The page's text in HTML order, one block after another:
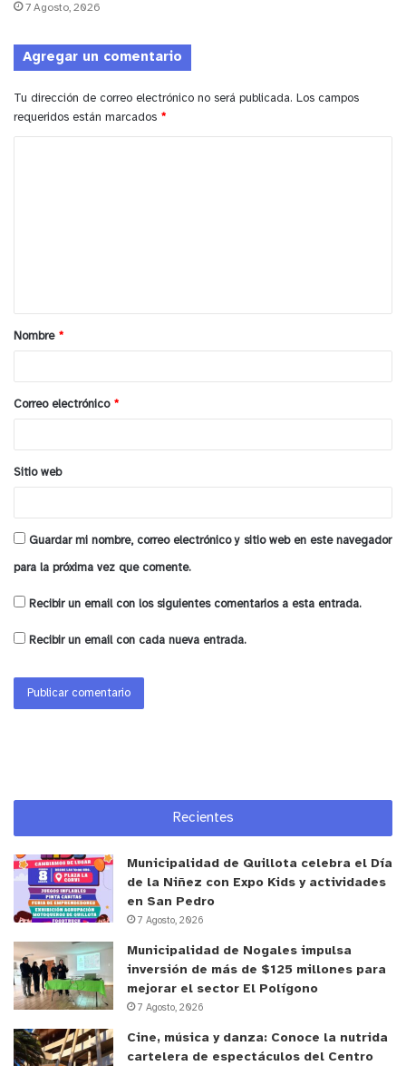
00:00
Reproductor
de
00:00
y tú, ¿qué opinas?
7 Agosto, 2026
Agregar un comentario
Tu dirección de correo electrónico no será publicada. Los campos
requeridos están marcados *
a
r
*
Nombre *
Correo electrónico *
Sitio web
Guardar mi nombre, correo electrónico y sitio web en este navegador
para la próxima vez que comente.
Recibir un email con los siguientes comentarios a esta entrada.
Recibir un email con cada nueva entrada.
Recientes
Municipalidad de Quillota celebra el Día
de la Niñez con Expo Kids y actividades
en San Pedro
7 Agosto, 2026
Municipalidad de Nogales impulsa
inversión de más de $125 millones para
mejorar el sector El Polígono
7 Agosto, 2026
Cine, música y danza: Conoce la nutrida
cartelera de espectáculos del Centro